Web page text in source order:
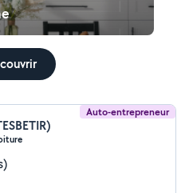
Auto-entrepreneur